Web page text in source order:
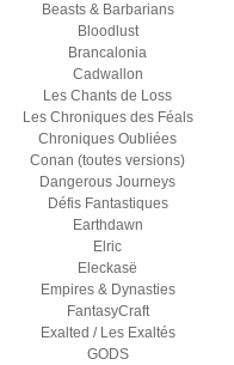
Beasts & Barbarians
Bloodlust
Brancalonia
Cadwallon
Les Chants de Loss
Les Chroniques des Féals
Chroniques Oubliées
Conan (toutes versions)
Dangerous Journeys
Défis Fantastiques
Earthdawn
Elric
Eleckasë
Empires & Dynasties
FantasyCraft
Exalted / Les Exaltés
GODS